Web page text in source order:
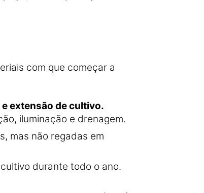
com que começar a
extensão de cultivo.
iluminação e drenagem.
mas não regadas em
durante todo o ano.